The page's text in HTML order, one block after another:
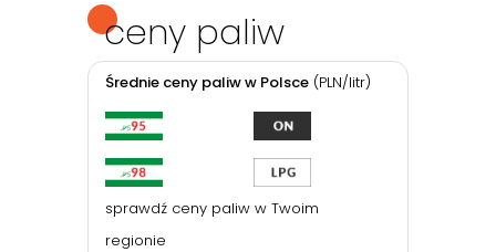
ceny paliw
Średnie ceny paliw w Polsce (PLN/litr)
sprawdź ceny paliw w Twoim
regionie